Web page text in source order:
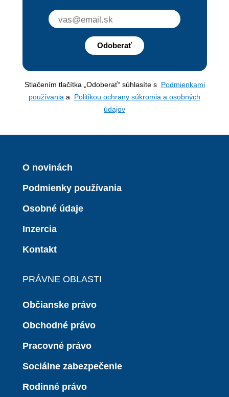
Odoberať
Stlačením tlačítka „Odoberať“ súhlasíte s Podmienkami
používania a Politikou ochrany súkromia a osobných
údajov
O novinách
Podmienky používania
Osobné údaje
Inzercia
Kontakt
PRÁVNE OBLASTI
Občianske právo
Obchodné právo
Pracovné právo
Sociálne zabezpečenie
Rodinné právo